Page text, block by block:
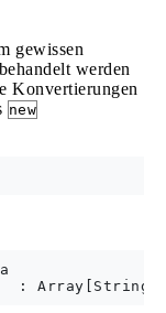
gewissen
werden
Konvertierungen
new